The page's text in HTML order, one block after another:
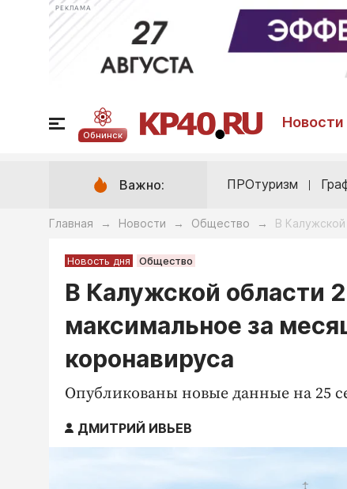
РЕКЛАМА
Обнинск
Новости
Важно: ПРОтуризм
Главная → Новости → Общество → В
Новость дня Общество
В Калужской области
максимальное за
коронавируса
Опубликованы новые данные на 25
ДМИТРИЙ ИВЬЕВ